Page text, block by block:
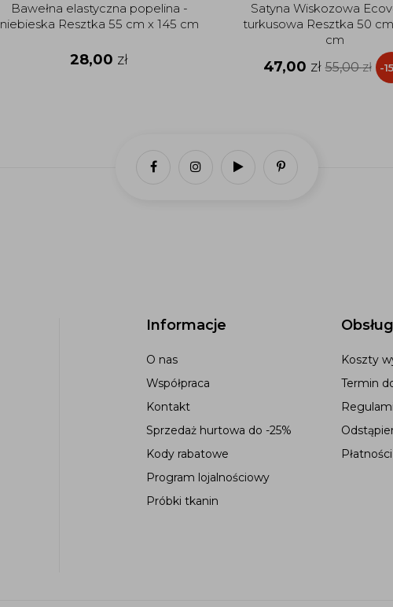
Bawełna elastyczna popelina -
niebieska Resztka 55 cm x 145 cm
28,00 zł
Satyna Wiskozowa
turkusowa Resztka 50
cm
47,00 zł 55,00zł -
Informacje
O nas
Współpraca
Kontakt
Sprzedaż hurtowa do -25%
Kody rabatowe
Program lojalnościowy
Próbki tkanin
Koszty
Termin
Płatności